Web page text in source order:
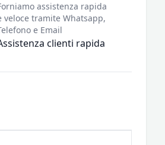
clienti rapida
assistenza rapida
veloce tramite Whatsapp,
e Email